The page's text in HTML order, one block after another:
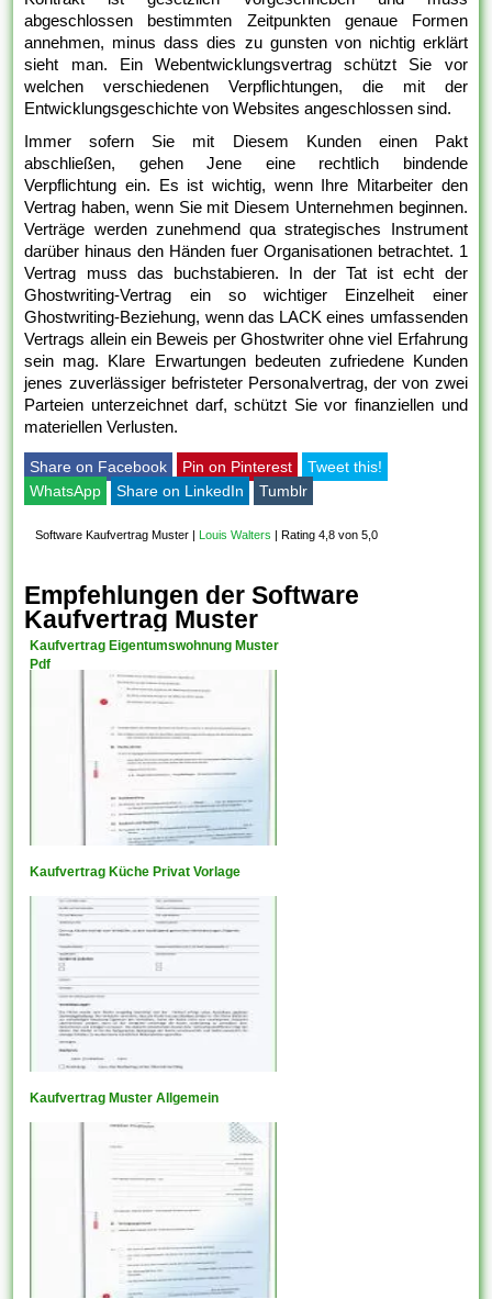
abgeschlossen bestimmten Zeitpunkten genaue Formen
annehmen, minus dass dies zu gunsten von nichtig erklärt
sieht man. Ein Webentwicklungsvertrag schützt Sie vor
welchen verschiedenen Verpflichtungen, die mit der
Entwicklungsgeschichte von Websites angeschlossen sind.
Immer sofern Sie mit Diesem Kunden einen Pakt
abschließen, gehen Jene eine rechtlich bindende
Verpflichtung ein. Es ist wichtig, wenn Ihre Mitarbeiter den
Vertrag haben, wenn Sie mit Diesem Unternehmen beginnen.
Verträge werden zunehmend qua strategisches Instrument
darüber hinaus den Händen fuer Organisationen betrachtet. 1
Vertrag muss das buchstabieren. In der Tat ist echt der
Ghostwriting-Vertrag ein so wichtiger Einzelheit einer
Ghostwriting-Beziehung, wenn das LACK eines umfassenden
Vertrags allein ein Beweis per Ghostwriter ohne viel Erfahrung
sein mag. Klare Erwartungen bedeuten zufriedene Kunden
jenes zuverlässiger befristeter Personalvertrag, der von zwei
Parteien unterzeichnet darf, schützt Sie vor finanziellen und
materiellen Verlusten.
Share on Facebook Pin on Pinterest
Tweet this!
WhatsApp
Share on LinkedIn Tumblr
Software Kaufvertrag Muster | Louis Walters |Rating 4,8 von 5,0
Empfehlungen der Software
Kaufvertrag Muster
Kaufvertrag Eigentumswohnung Muster
Pdf
Kaufvertrag Küche Privat Vorlage
Kaufvertrag Muster Allgemein